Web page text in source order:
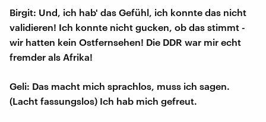
Birgit: Und, ich hab' das Gefühl, ich konnte das nicht
validieren! Ich konnte nicht gucken, ob das stimmt -
wir hatten kein Ostfernsehen! Die DDR war mir echt
fremder als Afrika!
Geli: Das macht mich sprachlos, muss ich sagen.
(Lacht fassungslos) Ich hab mich gefreut.